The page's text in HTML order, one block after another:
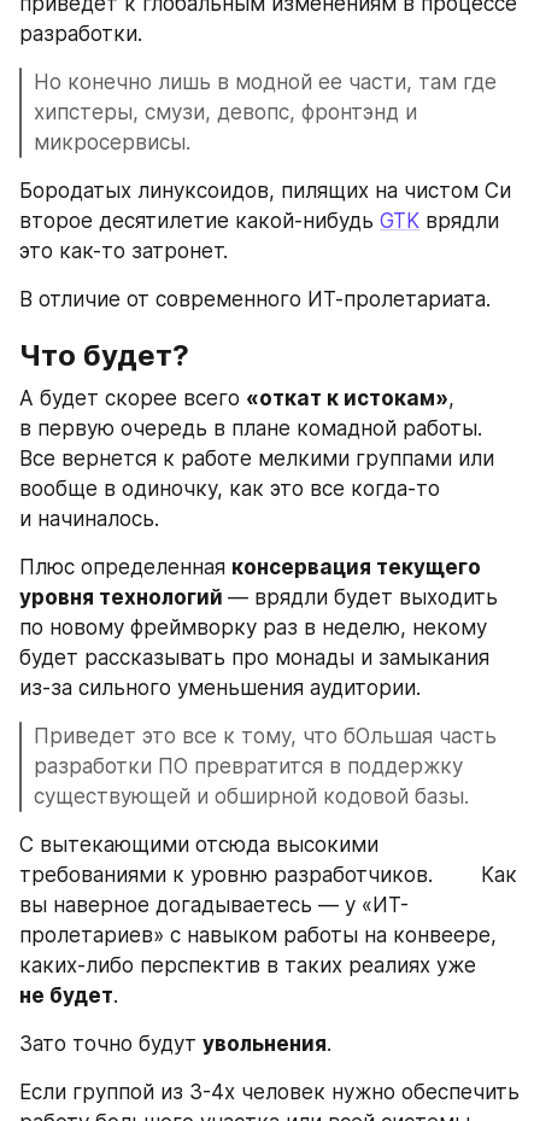
разработки.
Но конечно лишь в модной ее части, там где
хипстеры, смузи, девопс, фронтэнд и
микросервисы.
Бородатых линуксоидов, пилящих на чистом Си
второе десятилетие какой-нибудь GTK врядли
это как-то затронет.
В отличие от современного ИТ-пролетариата.
Что будет?
А будет скорее всего «откат к истокам»,
в первую очередь в плане комадной работы.
Все вернется к работе мелкими группами или
вообще в одиночку, как это все когда-то
и начиналось.
Плюс определенная консервация текущего
уровня технологий — врядли будет выходить
по новому фреймворку раз в неделю, некому
будет рассказывать про монады и замыкания
из-за сильного уменьшения аудитории.
Приведет это все к тому, что бОльшая часть
разработки ПО превратится в поддержку
существующей и обширной кодовой базы.
C вытекающими отсюда высокими
требованиями к уровню разработчиков.        Как
вы наверное догадываетесь — у «ИТ-
пролетариев» с навыком работы на конвеере,
не будет.
Зато точно будут увольнения.
Если группой из 3-4х человек нужно обеспечить